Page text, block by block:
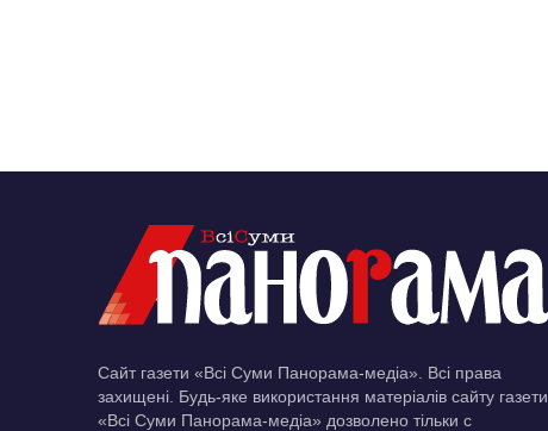
Сайт газети «Всі Суми Панорама-медіа». Всі права
захищені. Будь-яке використання матеріалів сайту газети
«Всі Суми Панорама-медіа» дозволено тільки c